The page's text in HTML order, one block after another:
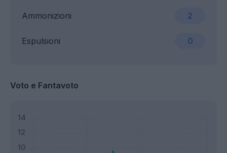
Ammonizioni 2
Espulsioni 0
Voto e Fantavoto